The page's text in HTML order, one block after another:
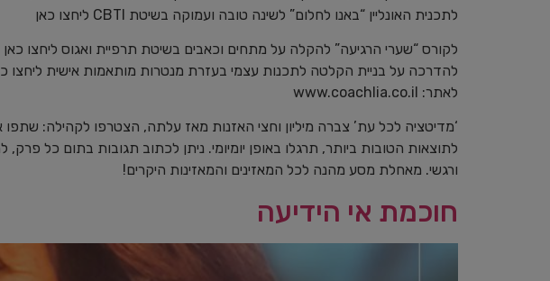
⁠⁠לתכנית האונליין “באנו לחלום” לשינה טובה ועמוקה בשיטת CBTI⁠⁠⁠⁠⁠⁠⁠ ⁠ליחצו כאן⁠⁠⁠⁠⁠⁠⁠⁠
לקורס “שערי הרגיעה” להקלה על מתחים וכאבים בשיטת תרפיית ואגוס⁠⁠⁠⁠⁠⁠⁠ ⁠ליחצו כאן ⁠⁠⁠⁠⁠⁠⁠⁠
להדרכה על בניית הקלטה לתכנות עצמי בעזרת מנטרות מותאמות אישית⁠⁠⁠ ליחצו
לאתר:⁠⁠⁠⁠⁠⁠⁠ ⁠www.coachlia.co.il⁠⁠⁠⁠⁠⁠⁠⁠
‘מדיטציה לכל עת’ צברה מיליון וחצי האזנות מאז עלתה, הצטרפו לקהילה:
לתוצאות הטובות ביותר, תרגלו באופן יומיומי. ניתן לכתוב תגובות בתום כל
ורגשי. מאחלת מסע מהנה לכל המאזינים והמאזינות היקרים!
חוכמת אי הידיעה